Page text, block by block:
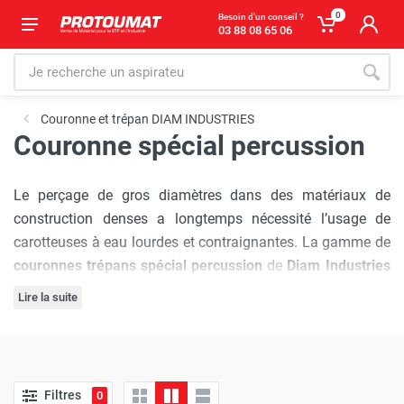
Besoin d'un conseil ?
03 88 08 65 06
0
Couronne et trépan DIAM INDUSTRIES
Couronne spécial percussion
Le perçage de gros diamètres dans des matériaux de
construction denses a longtemps nécessité l’usage de
carotteuses à eau lourdes et contraignantes. La gamme de
couronnes trépans spécial percussion de Diam Industries
révolutionne cette approche. Conçues pour être montées
soyez électricien pour la pose de boîtiers ou plombier pour
percussion
Lire la suite
Filtres 0